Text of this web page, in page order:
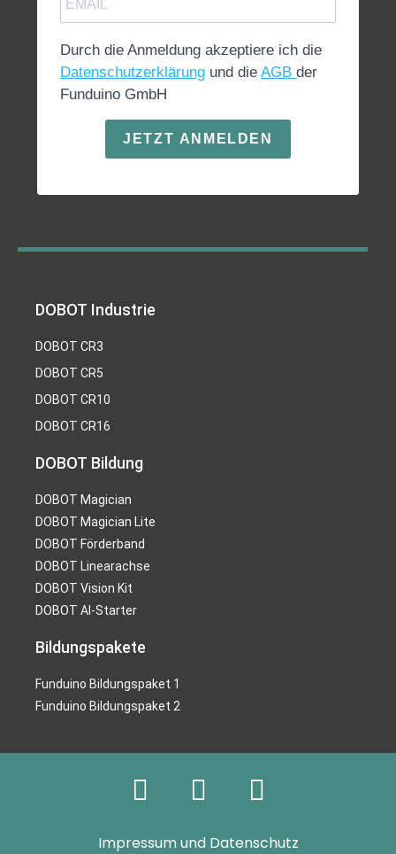
Durch die Anmeldung akzeptiere ich die
Datenschutzerklärung und die AGB der
Funduino GmbH
JETZT ANMELDEN
DOBOT Industrie
DOBOT CR3
DOBOT CR5
DOBOT CR10
DOBOT CR16
DOBOT Bildung
DOBOT Magician
DOBOT Magician Lite
DOBOT Förderband
DOBOT Linearachse
DOBOT Vision Kit
DOBOT AI-Starter
Bildungspakete
Funduino Bildungspaket 1
Funduino Bildungspaket 2
Impressum und Datenschutz